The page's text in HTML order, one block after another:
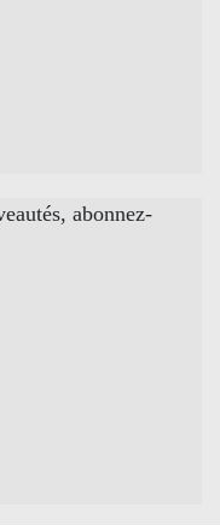
abonnez-